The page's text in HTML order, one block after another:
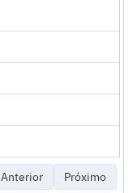
Anterior Próximo